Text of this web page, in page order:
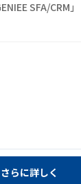
SFA/CRM」
さらに詳しく